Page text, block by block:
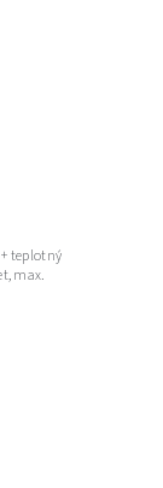
teplotný
max.